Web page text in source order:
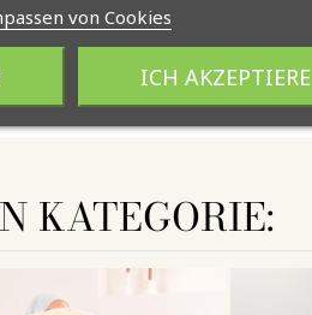
KATEGORIE:
von Cookies
ICH AKZEPTIERE